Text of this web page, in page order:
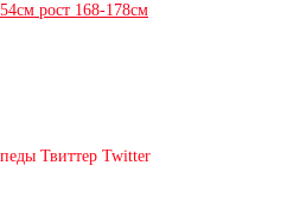
рост 168-178см